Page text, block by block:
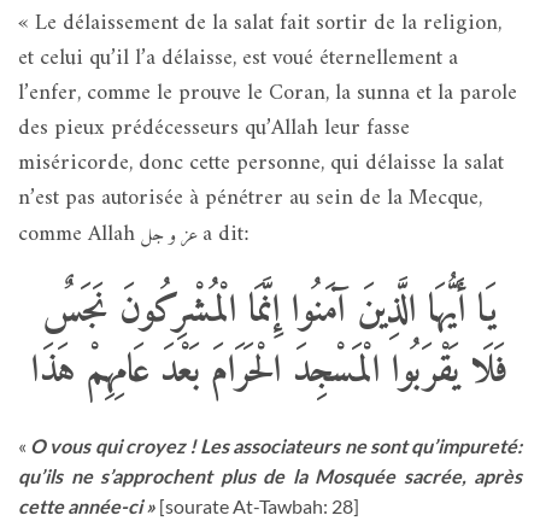
« Le délaissement de la salat fait sortir de la religion,
et celui qu’il l’a délaisse, est voué éternellement a
l’enfer, comme le prouve le Coran, la sunna et la parole
des pieux prédécesseurs qu’Allah leur fasse
miséricorde, donc cette personne, qui délaisse la salat
n’est pas autorisée à pénétrer au sein de la Mecque,
comme Allah
a dit:
يَا أَيُّهَا الَّذِينَ آمَنُوا إِنَّمَا الْمُشْرِكُونَ نَجَسٌ
فَلَا يَقْرَبُوا الْمَسْجِدَ الْحَرَامَ بَعْدَ عَامِهِمْ هَذَا
« O vous qui croyez ! Les associateurs ne sont qu’impureté:
qu’ils ne s’approchent plus de la Mosquée sacrée, après
cette année-ci » [sourate At-Tawbah: 28]